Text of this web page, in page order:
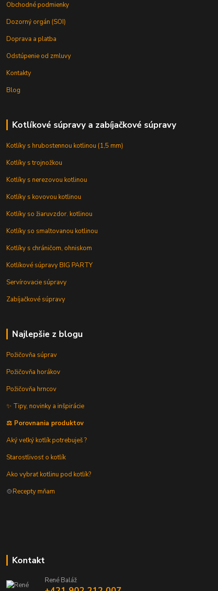
Obchodné podmienky
Dozorný orgán (SOI)
Doprava a platba
Odstúpenie od zmluvy
Kontakty
Blog
Kotlíkové súpravy a zabíjačkové súpravy
Kotlíky s hrubostennou kotlinou (1,5 mm)
Kotlíky s trojnožkou
Kotlíky s nerezovou kotlinou
Kotlíky s kovovou kotlinou
Kotlíky so žiaruvzdor. kotlinou
Kotlíky so smaltovanou kotlinou
Kotlíky s chráničom, ohniskom
Kotlíkové súpravy BIG PARTY
Servírovacie súpravy
Zabíjačkové súpravy
Najlepšie z blogu
Požičovňa súprav
Požičovňa horákov
Požičovňa hrncov
✨ Tipy, novinky a inšpirácie
⚖️ Porovnania produktov
Aký veľký kotlík potrebuješ ?
Starostlivosť o kotlík
Ako vybrať kotlinu pod kotlík?
🍲Recepty mňam
Kontakt
René Baláž